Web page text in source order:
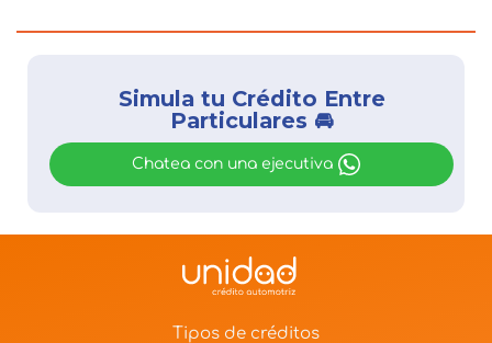
Simula tu Crédito Entre
Particulares 🚘
Chatea con una ejecutiva
Tipos de créditos